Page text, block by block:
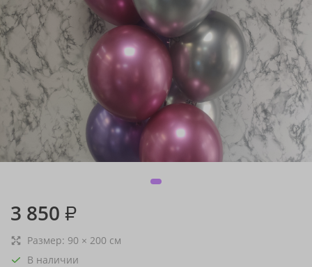
3 850 ₽
Размер: 90 × 200 см
В наличии